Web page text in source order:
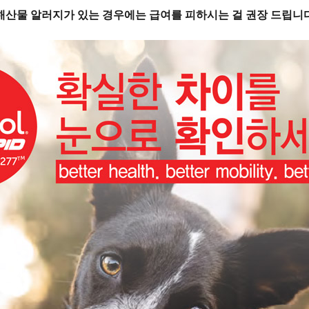
산물 알러지가 있는 경우에는 급여를 피하시는 걸 권장 드립니